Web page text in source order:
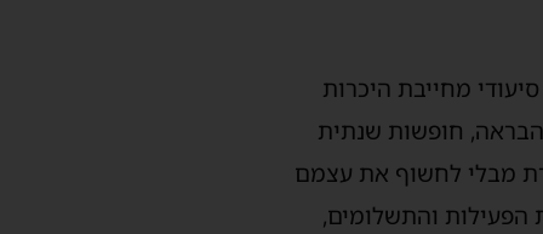
מחייבת היכרות
הבראה, חופשות שנתית
מבלי לחשוף את עצמם
הפעילות והתשלומים,